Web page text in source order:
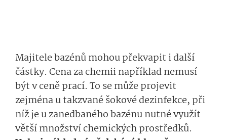
Majitele bazénů mohou překvapit i další
částky. Cena za chemii například nemusí
být v ceně prací. To se může projevit
zejména u takzvané šokové dezinfekce, při
níž je u zanedbaného bazénu nutné využít
větší množství chemických prostředků.